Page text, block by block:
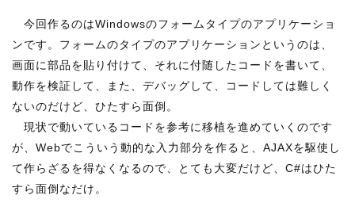
今回作るのはWindowsのフォームタイプのアプリケーショ
ンです。フォームのタイプのアプリケーションというのは、
画面に部品を貼り付けて、それに付随したコードを書いて、
動作を検証して、また、デバッグして、コードしては難しく
ないのだけど、ひたすら面倒。
現状で動いているコードを参考に移植を進めていくのです
が、Webでこういう動的な入力部分を作ると、AJAXを駆使し
て作らざるを得なくなるので、とても大変だけど、C#はひた
すら面倒なだけ。